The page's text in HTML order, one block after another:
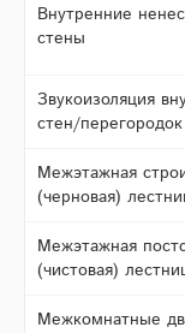
Внутренние
стены
Звукоизоляция
стен/перегородок
Межэтажная
(черновая)
Межэтажная
(чистовая)
Межкомнатные